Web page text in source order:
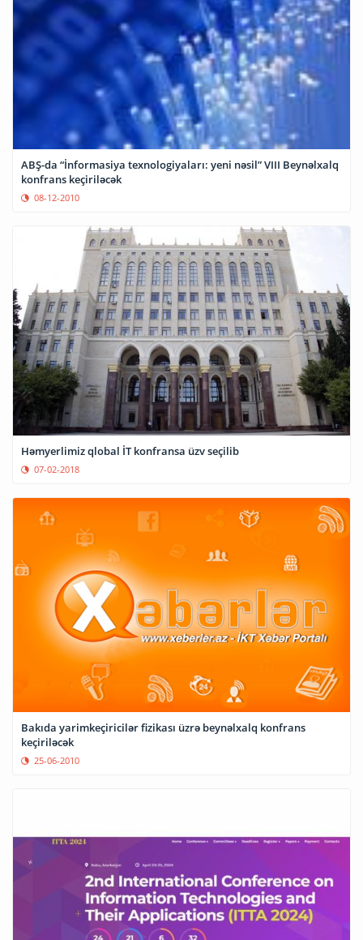
ABŞ-da “İnformasiya texnologiyaları: yeni nəsil” VIII Beynəlxalq
konfrans keçiriləcək
08-12-2010
Həmyerlimiz qlobal İT konfransa üzv seçilib
07-02-2018
Bakıda yarimkeçiricilər fizikası üzrə beynəlxalq konfrans
keçiriləcək
25-06-2010